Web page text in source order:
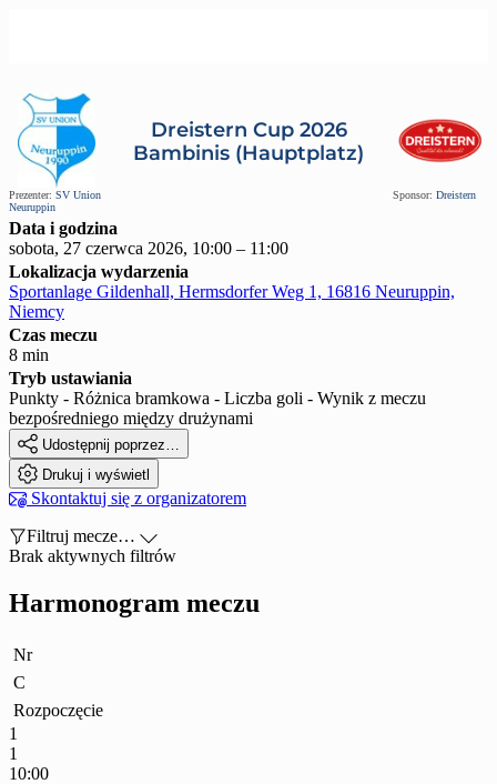
Prezenter: SV Union
Neuruppin
Dreistern Cup 2026
Bambinis (Hauptplatz)
Sponsor: Dreistern
Data i godzina
sobota, 27 czerwca 2026, 10:00 – 11:00
Lokalizacja wydarzenia
Sportanlage Gildenhall, Hermsdorfer Weg 1, 16816 Neuruppin,
Niemcy
Czas meczu
8 min
Tryb ustawiania
Punkty - Różnica bramkowa - Liczba goli - Wynik z meczu
bezpośredniego między drużynami
 Udostępnij poprzez…
 Drukuj i wyświetl
 Skontaktuj się z organizatorem
Filtruj mecze… 
Brak aktywnych filtrów
Harmonogram meczu
Nr
C
Rozpoczęcie
1
1
10:00